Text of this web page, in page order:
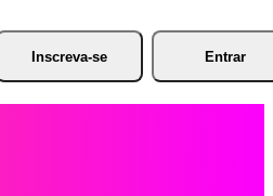
Inscreva-se Entrar